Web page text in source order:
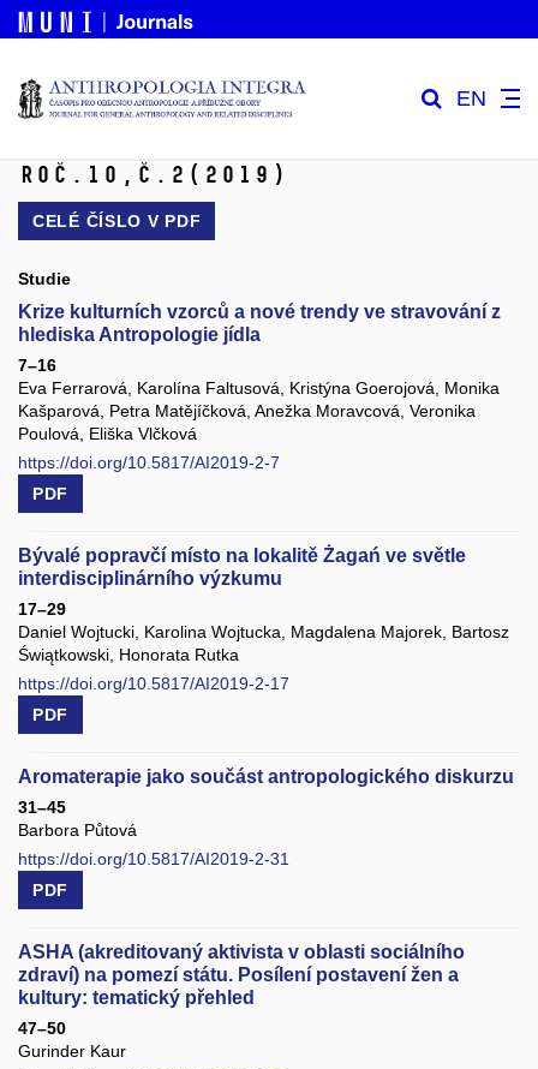
EN
Roč.10, č.2 (2019)
CELÉ ČÍSLO V PDF
Studie
Krize kulturních vzorců a nové trendy ve stravování z
hlediska Antropologie jídla
7–16
Eva Ferrarová, Karolína Faltusová, Kristýna Goerojová, Monika
Kašparová, Petra Matějíčková, Anežka Moravcová, Veronika
Poulová, Eliška Vlčková
https://doi.org/10.5817/AI2019-2-7
PDF
Bývalé popravčí místo na lokalitě Żagań ve světle
interdisciplinárního výzkumu
17–29
Daniel Wojtucki, Karolina Wojtucka, Magdalena Majorek, Bartosz
Świątkowski, Honorata Rutka
https://doi.org/10.5817/AI2019-2-17
PDF
Aromaterapie jako součást antropologického diskurzu
31–45
Barbora Půtová
https://doi.org/10.5817/AI2019-2-31
PDF
ASHA (akreditovaný aktivista v oblasti sociálního
zdraví) na pomezí státu. Posílení postavení žen a
kultury: tematický přehled
47–50
Gurinder Kaur